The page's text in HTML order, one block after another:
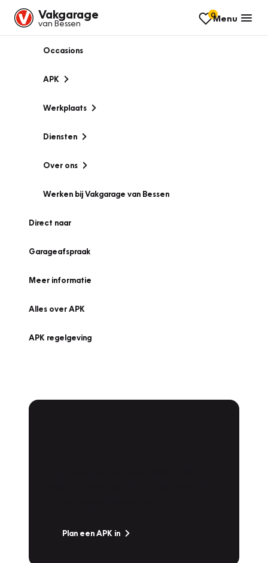
Vakgarage
van Bessen
0Menu
Occasions
APK
Werkplaats
Diensten
Over ons
Werken bij Vakgarage van Bessen
Direct naar
Garageafspraak
Meer informatie
Alles over APK
APK regelgeving
Plan een APK in